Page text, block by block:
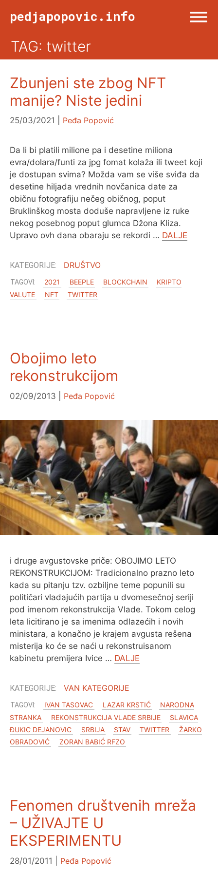
pedjapopovic.info
NASLOVNA
DRUŠTVO
KULTURA
SPORT
VIŠE OD TWITA
FOTO & ŽURNALIZAM
TAG: twitter
Zbunjeni ste zbog NFT
manije? Niste jedini
25/03/2021 Peđa Popović
Da li bi platili milione pa i desetine miliona
evra/dolara/funti za jpg fomat kolaža ili tweet koji
je dostupan svima? Možda vam se više sviđa da
desetine hiljada vrednih novčanica date za
običnu fotografiju nečeg običnog, poput
Bruklinškog mosta doduše napravljene iz ruke
nekog posebnog poput glumca Džona Kliza.
Upravo ovh dana obaraju se rekordi … DALJE
DRUŠTVO
2021 BEEPLE BLOCKCHAIN
KRIPTO
VALUTE
NFT TWITTER
Obojimo leto
rekonstrukcijom
02/09/2013 Peđa Popović
i druge avgustovske priče: OBOJIMO LETO
REKONSTRUKCIJOM: Tradicionalno prazno leto
kada su pitanju tzv. ozbiljne teme popunili su
političari vladajućih partija u dvomesečnoj seriji
pod imenom rekonstrukcija Vlade. Tokom celog
leta licitirano je sa imenima odlazećih i novih
ministara, a konačno je krajem avgusta rešena
misterija ko će se naći u rekonstruisanom
kabinetu premijera Ivice … DALJE
VAN KATEGORIJE
IVAN TASOVAC LAZAR KRSTIĆ
NARODNA
STRANKA
REKONSTRUKCIJA VLADE SRBIJE
SLAVICA
ĐUKIC DEJANOVIC
SRBIJA STAV TWITTER
ŽARKO
OBRADOVIĆ
ZORAN BABIĆ RFZO
Fenomen društvenih mreža
– UŽIVAJTE U
EKSPERIMENTU
28/01/2011 Peđa Popović